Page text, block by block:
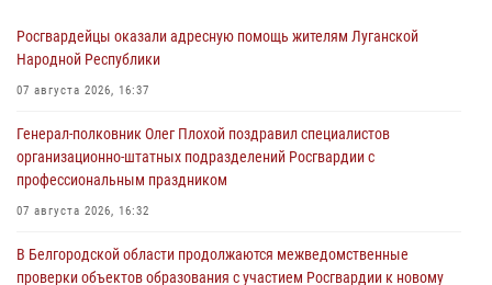
Росгвардейцы оказали адресную помощь жителям Луганской
Народной Республики
07 августа 2026, 16:37
Генерал-полковник Олег Плохой поздравил специалистов
организационно-штатных подразделений Росгвардии с
профессиональным праздником
07 августа 2026, 16:32
В Белгородской области продолжаются межведомственные
проверки объектов образования с участием Росгвардии к новому